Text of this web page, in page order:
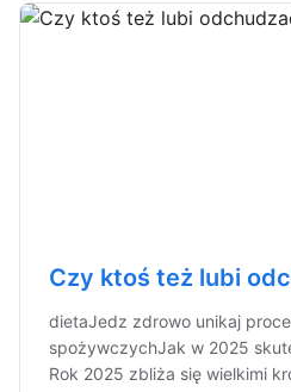
Czy ktoś też lubi
dietaJedz zdrowo unikaj
spożywczychJak w 2025
Rok 2025 zbliża się wielkimi